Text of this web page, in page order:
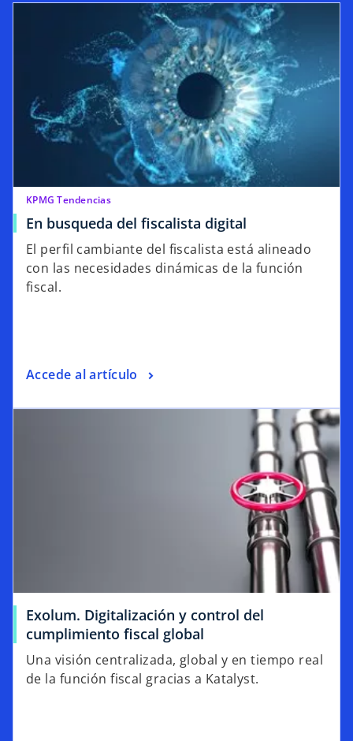
KPMG Tendencias
En busqueda del fiscalista digital
El perfil cambiante del fiscalista está alineado
con las necesidades dinámicas de la función
fiscal.
Accede al artículo
Exolum. Digitalización y control del
cumplimiento fiscal global
Una visión centralizada, global y en tiempo real
de la función fiscal gracias a Katalyst.